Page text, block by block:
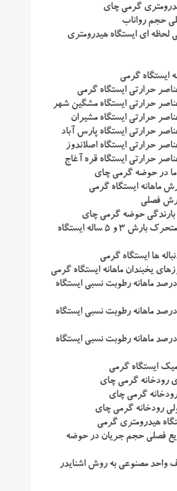
دبی لحظه ای ایستگاه هیدرومتری
نمودار (۳-۱۲) میانگین متحرک بارش ۳ و ۵ ساله ایستگاه
میانگین درصد ماهانه رطوبت نسبی ایستگاه
میانگین درصد ماهانه رطوبت نسبی ایستگاه
میانگین درصد ماهانه رطوبت نسبی ایستگاه
توزیع فصلی حجم جریان در حوضه
واحد مصنوعی به روش اشنایدر